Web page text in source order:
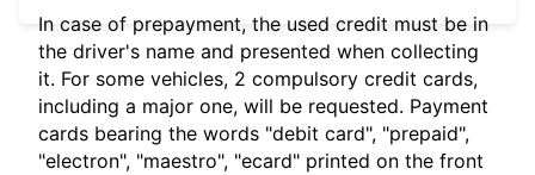
In case of prepayment, the used credit must be in
the driver's name and presented when collecting
it. For some vehicles, 2 compulsory credit cards,
including a major one, will be requested. Payment
cards bearing the words "debit card", "prepaid",
"electron", "maestro", "ecard" printed on the front